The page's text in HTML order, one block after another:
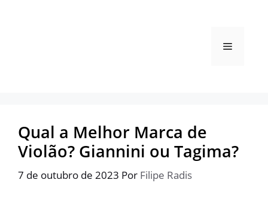
Menu
Qual a Melhor Marca de
Violão? Giannini ou Tagima?
7 de outubro de 2023 Por Filipe Radis